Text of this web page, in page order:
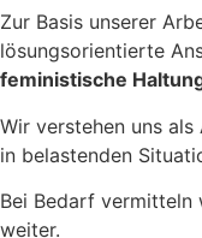
Zur Basis unserer
lösungsorientierte
feministische
Wir verstehen uns als
in belastenden
Bei Bedarf vermitteln
weiter.